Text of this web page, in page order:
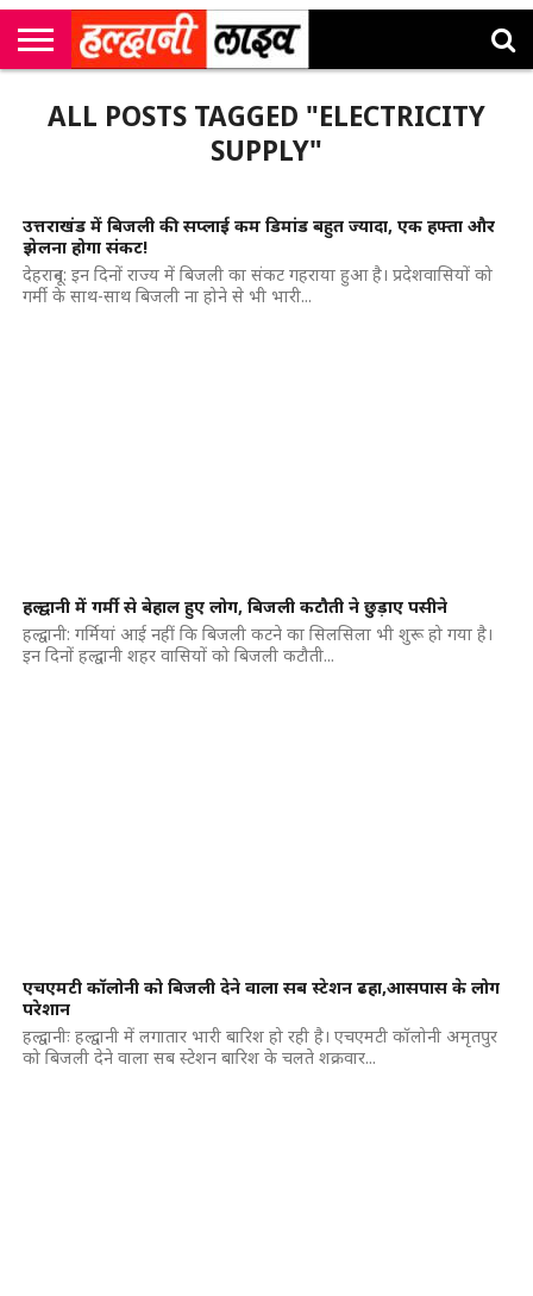
सी
एम
कॉर्नर
उत्तराखंड
न्यूज़
खेल
मनोरंजन
सम्पादकीय
जॉब
अलर्ट्स
ALL POSTS TAGGED "ELECTRICITY
SUPPLY"
उत्तराखंड में बिजली की सप्लाई कम डिमांड बहुत ज्यादा, एक हफ्ता और
झेलना होगा संकट!
देहरादून: इन दिनों राज्य में बिजली का संकट गहराया हुआ है। प्रदेशवासियों को
गर्मी के साथ-साथ बिजली ना होने से भी भारी...
हल्द्वानी में गर्मी से बेहाल हुए लोग, बिजली कटौती ने छुड़ाए पसीने
हल्द्वानी: गर्मियां आई नहीं कि बिजली कटने का सिलसिला भी शुरू हो गया है।
इन दिनों हल्द्वानी शहर वासियों को बिजली कटौती...
एचएमटी कॉलोनी को बिजली देने वाला सब स्टेशन ढहा,आसपास के लोग
परेशान
हल्द्वानीः हल्द्वानी में लगातार भारी बारिश हो रही है। एचएमटी कॉलोनी अमृतपुर
को बिजली देने वाला सब स्टेशन बारिश के चलते शक्रवार...